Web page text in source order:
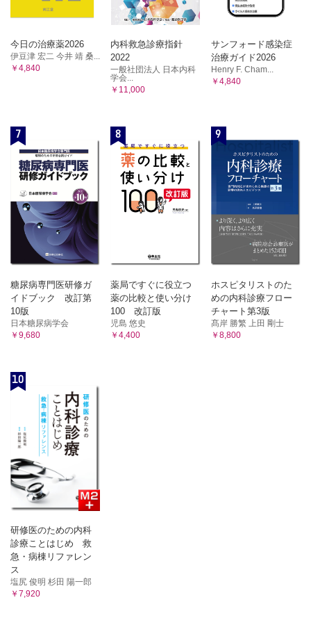
今日の治療薬2026
伊豆津 宏二 今井 靖 桑...
￥4,840
内科救急診療指針
2022
一般社団法人 日本内科
学会...
￥11,000
サンフォード感染症
治療ガイド2026
Henry F. Cham...
￥4,840
7
糖尿病専門医研修ガ
イドブック 改訂第
10版
日本糖尿病学会
￥9,680
8
薬局ですぐに役立つ
薬の比較と使い分け
100 改訂版
児島 悠史
￥4,400
9
ホスピタリストのた
めの内科診療フロー
チャート第3版
髙岸 勝繁 上田 剛士
￥8,800
10
研修医のための内科
診療ことはじめ 救
急・病棟リファレン
ス
塩尻 俊明 杉田 陽一郎
￥7,920